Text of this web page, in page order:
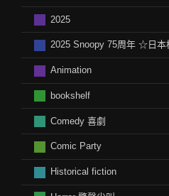
2025
2025 Snoopy 75周年 ☆日
Animation
bookshelf
Comedy 喜劇
Comic Party
Historical fiction